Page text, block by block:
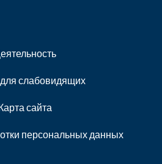
слабовидящих
сайта
персональных данных